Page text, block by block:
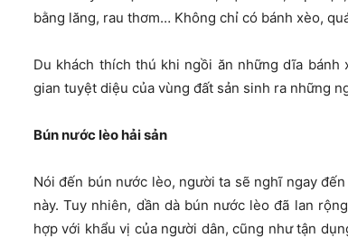
bằng lăng, rau thơm… Không chỉ có bánh xèo,
Du khách thích thú khi ngồi ăn những dĩa
gian tuyệt diệu của vùng đất sản sinh ra những
Bún nước lèo hải sản
Nói đến bún nước lèo, người ta sẽ nghĩ ngay
này. Tuy nhiên, dần dà bún nước lèo đã lan
hợp với khẩu vị của người dân, cũng như tận